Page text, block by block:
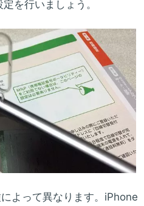
を行いましょう。
よって異なります。iPhone